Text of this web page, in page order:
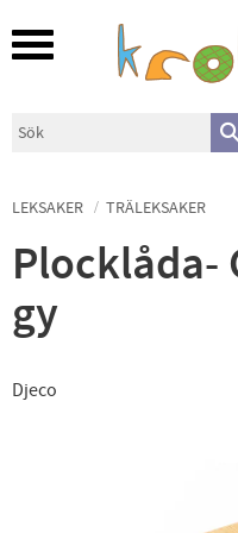
Meny
LEKSAKER TRÄLEKSAKER
Plocklåda-
gy
Djeco